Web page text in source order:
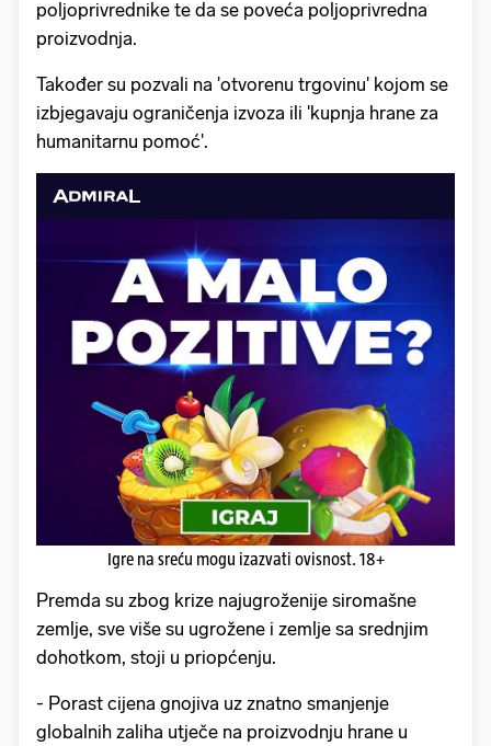
poljoprivrednike te da se poveća poljoprivredna
proizvodnja.
Također su pozvali na 'otvorenu trgovinu' kojom se
izbjegavaju ograničenja izvoza ili 'kupnja hrane za
humanitarnu pomoć'.
Igre na sreću mogu izazvati ovisnost. 18+
Premda su zbog krize najugroženije siromašne
zemlje, sve više su ugrožene i zemlje sa srednjim
dohotkom, stoji u priopćenju.
- Porast cijena gnojiva uz znatno smanjenje
globalnih zaliha utječe na proizvodnju hrane u